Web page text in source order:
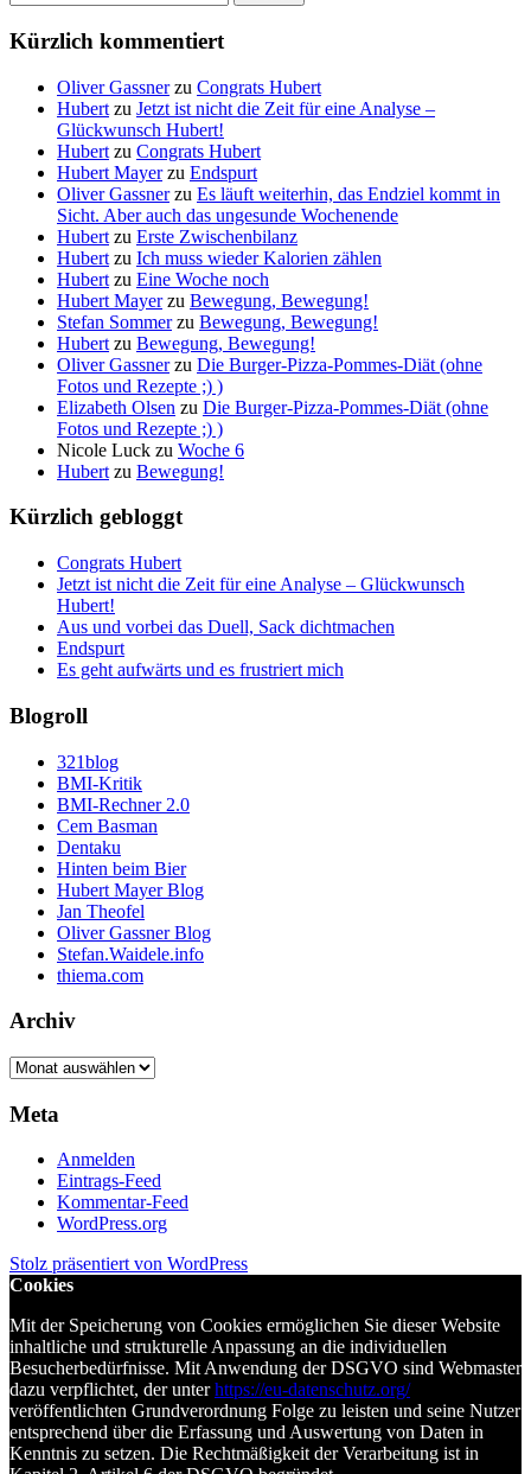
nach:
Kürzlich kommentiert
Oliver Gassnerzu Congrats Hubert
Hubert zu Jetzt ist nicht die Zeit für eine Analyse –
Glückwunsch Hubert!
Hubert zu Congrats Hubert
Hubert Mayerzu Endspurt
Oliver Gassnerzu Es läuft weiterhin, das Endziel kommt in
Sicht. Aber auch das ungesunde Wochenende
Hubert zu Erste Zwischenbilanz
Hubert zu Ich muss wieder Kalorien zählen
Hubert zu Eine Woche noch
Hubert Mayerzu Bewegung, Bewegung!
Stefan Sommerzu Bewegung, Bewegung!
Hubert zu Bewegung, Bewegung!
Oliver Gassnerzu Die Burger-Pizza-Pommes-Diät (ohne
Fotos und Rezepte ;) )
Elizabeth Olsen zu Die Burger-Pizza-Pommes-Diät (ohne
Fotos und Rezepte ;) )
Nicole Luck zu Woche 6
Hubert zu Bewegung!
Kürzlich gebloggt
Congrats Hubert
Jetzt ist nicht die Zeit für eine Analyse – Glückwunsch
Hubert!
Aus und vorbei das Duell, Sack dichtmachen
Endspurt
Es geht aufwärts und es frustriert mich
Blogroll
321blog
BMI-Kritik
BMI-Rechner 2.0
Cem Basman
Dentaku
Hinten beim Bier
Hubert Mayer Blog
Jan Theofel
Oliver Gassner Blog
Stefan.Waidele.info
thiema.com
Archiv
Archiv
Meta
Anmelden
Eintrags-Feed
Kommentar-Feed
WordPress.org
Stolz präsentiert von WordPress
Cookies
Mit der Speicherung von Cookies ermöglichen Sie dieser Website
inhaltliche und strukturelle Anpassung an die individuellen
Besucherbedürfnisse. Mit Anwendung der DSGVO sind Webmaster
dazu verpflichtet, der unterhttps://eu-datenschutz.org/
veröffentlichten Grundverordnung Folge zu leisten und seine Nutzer
entsprechend über die Erfassung und Auswertung von Daten in
Kenntnis zu setzen. Die Rechtmäßigkeit der Verarbeitung ist in